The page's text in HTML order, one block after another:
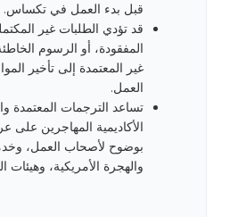
قبل بدء العمل في تكساس.
قد تؤدي الطلبات غير
المفقودة، أو الرسوم
غير المعتمدة إلى تأخير
العمل.
تساعد الترجمات المعتمدة
الأكاديمية المهاجرين على
بوضوح لأصحاب العمل،
والهجرة الأمريكية، وهيئات